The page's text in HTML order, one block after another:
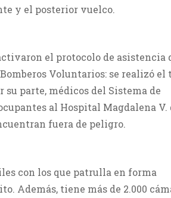
y el posterior vuelco.
el protocolo de asistencia
Voluntarios: se realizó el
parte, médicos del Sistema de
al Hospital Magdalena V.
fuera de peligro.
con los que patrulla en forma
Además, tiene más de 2.000